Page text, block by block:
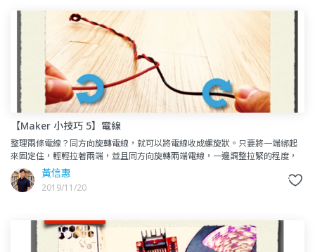
【Maker 小技巧 5】電線
整理兩條電線？同方向旋轉電線，就可以將電線收成螺旋狀。只要將一端綁起
來固定住，輕輕拉著兩端，並且同方向旋轉兩端電線，一邊調整拉緊的程度，
兩條電線就會自動變成螺旋狀。這個技巧對於要延伸的感測器、LED、
黃信惠
2019/11/20